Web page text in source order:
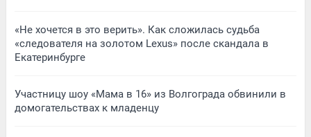
«Не хочется в это верить». Как сложилась судьба
«следователя на золотом Lexus» после скандала в
Екатеринбурге
Участницу шоу «Мама в 16» из Волгограда обвинили в
домогательствах к младенцу